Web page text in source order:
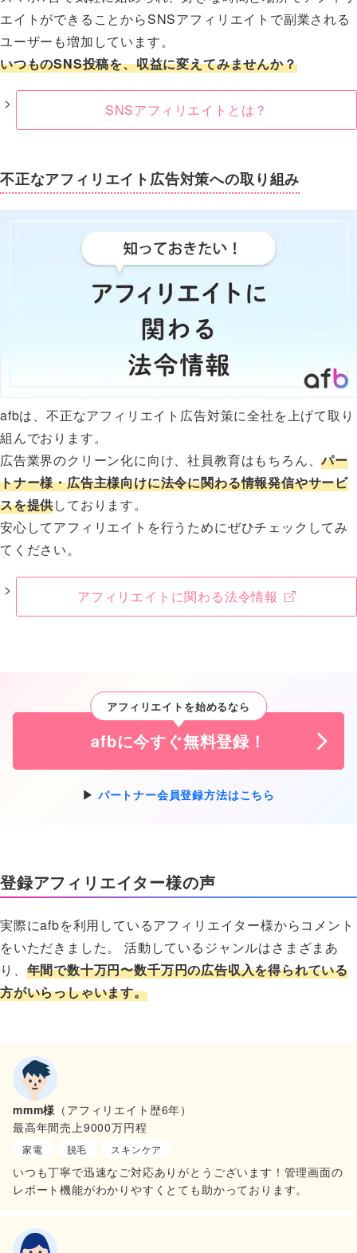
エイトができることからSNSアフィリエイトで副業される
ユーザーも増加しています。
いつものSNS投稿を、収益に変えてみませんか？
SNSアフィリエイトとは？
不正なアフィリエイト広告対策への取り組み
afbは、不正なアフィリエイト広告対策に全社を上げて取り
組んでおります。
広告業界のクリーン化に向け、社員教育はもちろん、パー
トナー様・広告主様向けに法令に関わる情報発信やサービ
スを提供しております。
安心してアフィリエイトを行うためにぜひチェックしてみ
てください。
アフィリエイトに関わる法令情報
アフィリエイトを始めるなら
afbに今すぐ無料登録！
パートナー会員登録方法はこちら
登録アフィリエイター様の声
実際にafbを利用しているアフィリエイター様からコメント
をいただきました。 活動しているジャンルはさまざまあ
り、 年間で数十万円〜数千万円の広告収入を得られている
方がいらっしゃいます。
mmm様 （アフィリエイト歴6年）
最高年間売上9000万円程
家電 脱毛 スキンケア
いつも丁寧で迅速なご対応ありがとうございます！管理画面の
レポート機能がわかりやすくとても助かっております。